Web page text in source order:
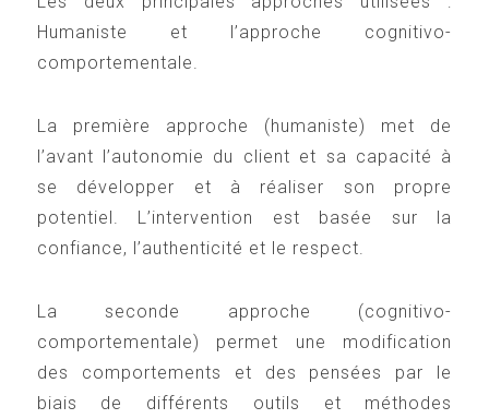
Humaniste et l’approche cognitivo-
comportementale.
La première approche (humaniste) met de
l’avant l’autonomie du client et sa capacité à
se développer et à réaliser son propre
potentiel. L’intervention est basée sur la
confiance, l’authenticité et le respect.
La seconde approche (cognitivo-
comportementale) permet une modification
des comportements et des pensées par le
biais de différents outils et méthodes